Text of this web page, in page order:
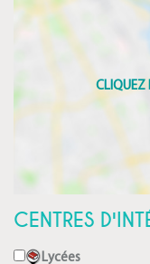
CENTRES
Lycées